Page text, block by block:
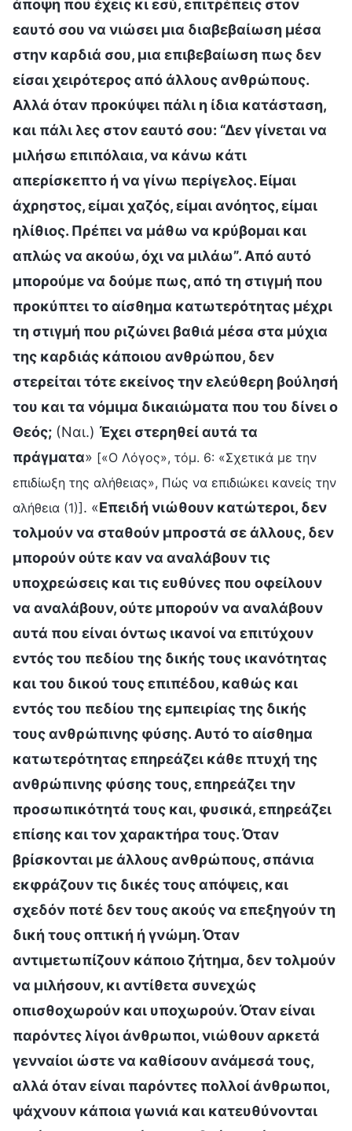
άποψη που έχεις κι εσύ, επιτρέπεις στον
εαυτό σου να νιώσει μια διαβεβαίωση μέσα
στην καρδιά σου, μια επιβεβαίωση πως δεν
είσαι χειρότερος από άλλους ανθρώπους.
Αλλά όταν προκύψει πάλι η ίδια κατάσταση,
και πάλι λες στον εαυτό σου: “Δεν γίνεται να
μιλήσω επιπόλαια, να κάνω κάτι
απερίσκεπτο ή να γίνω περίγελος. Είμαι
άχρηστος, είμαι χαζός, είμαι ανόητος, είμαι
ηλίθιος. Πρέπει να μάθω να κρύβομαι και
απλώς να ακούω, όχι να μιλάω”. Από αυτό
μπορούμε να δούμε πως, από τη στιγμή που
προκύπτει το αίσθημα κατωτερότητας μέχρι
τη στιγμή που ριζώνει βαθιά μέσα στα μύχια
της καρδιάς κάποιου ανθρώπου, δεν
στερείται τότε εκείνος την ελεύθερη βούλησή
του και τα νόμιμα δικαιώματα που του δίνει ο
Θεός; (Ναι.) Έχει στερηθεί αυτά τα
πράγματα» [«Ο Λόγος», τόμ. 6: «Σχετικά με την
επιδίωξη της αλήθειας», Πώς να επιδιώκει κανείς την
αλήθεια (1)]. «Επειδή νιώθουν κατώτεροι, δεν
τολμούν να σταθούν μπροστά σε άλλους, δεν
μπορούν ούτε καν να αναλάβουν τις
υποχρεώσεις και τις ευθύνες που οφείλουν
να αναλάβουν, ούτε μπορούν να αναλάβουν
αυτά που είναι όντως ικανοί να επιτύχουν
εντός του πεδίου της δικής τους ικανότητας
και του δικού τους επιπέδου, καθώς και
εντός του πεδίου της εμπειρίας της δικής
τους ανθρώπινης φύσης. Αυτό το αίσθημα
κατωτερότητας επηρεάζει κάθε πτυχή της
ανθρώπινης φύσης τους, επηρεάζει την
προσωπικότητά τους και, φυσικά, επηρεάζει
επίσης και τον χαρακτήρα τους. Όταν
βρίσκονται με άλλους ανθρώπους, σπάνια
εκφράζουν τις δικές τους απόψεις, και
σχεδόν ποτέ δεν τους ακούς να επεξηγούν τη
δική τους οπτική ή γνώμη. Όταν
αντιμετωπίζουν κάποιο ζήτημα, δεν τολμούν
να μιλήσουν, κι αντίθετα συνεχώς
οπισθοχωρούν και υποχωρούν. Όταν είναι
παρόντες λίγοι άνθρωποι, νιώθουν αρκετά
γενναίοι ώστε να καθίσουν ανάμεσά τους,
αλλά όταν είναι παρόντες πολλοί άνθρωποι,
ψάχνουν κάποια γωνιά και κατευθύνονται